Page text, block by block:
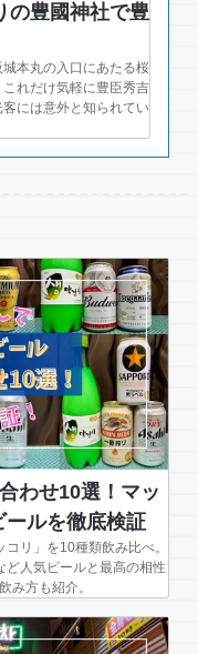
の豊國神社で豊
本丸の入口にあたる桜
れだけ気軽に豊臣秀吉
には意外と知られてい
わせ10選！マッ
ールを徹底検証
リ」を10種類飲み比べ。
ど人気ビールと最高の相性
み方も紹介。